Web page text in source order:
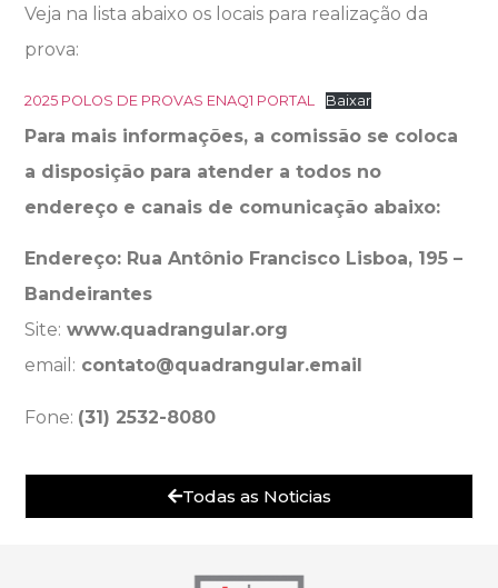
Veja na lista abaixo os locais para realização da
prova:
2025 POLOS DE PROVAS ENAQ1 PORTAL Baixar
Para mais informações, a comissão se coloca
a disposição para atender a todos no
endereço e canais de comunicação abaixo:
Endereço: Rua Antônio Francisco Lisboa, 195 –
Bandeirantes
Site: www.quadrangular.org
email: contato@quadrangular.email
Fone: (31) 2532-8080
Todas as Noticias